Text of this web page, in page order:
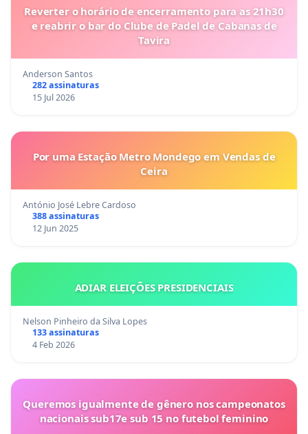
Reverter o horário de encerramento para as 21h30
e reabrir o bar do Clube de Padel de Cabanas de
Tavira
Anderson Santos
282 assinaturas
15 Jul 2026
Por uma Estação Metro Mondego em Vendas de
Ceira
António José Lebre Cardoso
388 assinaturas
12 Jun 2025
ADIAR ELEIÇÕES PRESIDENCIAIS
Nelson Pinheiro da Silva Lopes
133 assinaturas
4 Feb 2026
Queremos igualmente de gênero nos campeonatos
nacionais sub17e sub 15 no futebol feminino